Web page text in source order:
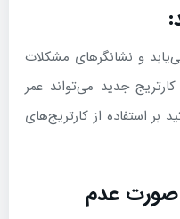
و نشانگرهای مشکلات
جدید می‌تواند عمر
بر استفاده از کارتریج‌های
صورت عدم